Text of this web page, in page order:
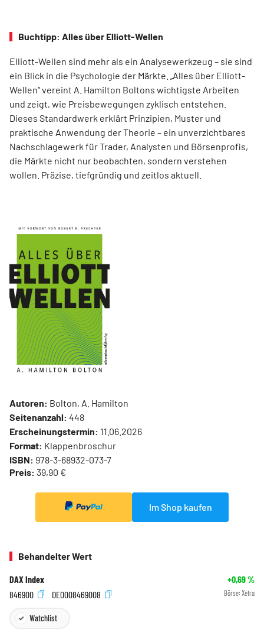
Buchtipp: Alles über Elliott-Wellen
Elliott-Wellen sind mehr als ein Analysewerkzeug – sie sind
ein Blick in die Psychologie der Märkte. „Alles über Elliott-
Wellen“ vereint A. Hamilton Boltons wichtigste Arbeiten
und zeigt, wie Preisbewegungen zyklisch entstehen.
Dieses Standardwerk erklärt Prinzipien, Muster und
praktische Anwendung der Theorie – ein unverzichtbares
Nachschlagewerk für Trader, Analysten und Börsenprofis,
die Märkte nicht nur beobachten, sondern verstehen
wollen. Präzise, tiefgründig und zeitlos aktuell.
Autoren: Bolton, A. Hamilton
Seitenanzahl: 448
Erscheinungstermin: 11.06.2026
Format: Klappenbroschur
ISBN: 978-3-68932-073-7
Preis: 39,90 €
Im Shop kaufen
Behandelter Wert
DAX Index +0,69%
846900
DE0008469008 Börse: Xetra
Watchlist